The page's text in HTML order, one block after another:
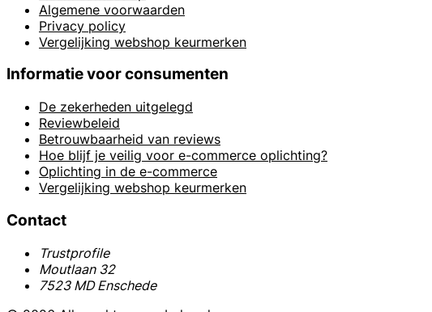
Algemene voorwaarden
Privacy policy
Vergelijking webshop keurmerken
Informatie voor consumenten
De zekerheden uitgelegd
Reviewbeleid
Betrouwbaarheid van reviews
Hoe blijf je veilig voor e-commerce oplichting?
Oplichting in de e-commerce
Vergelijking webshop keurmerken
Contact
Trustprofile
Moutlaan 32
7523 MD Enschede